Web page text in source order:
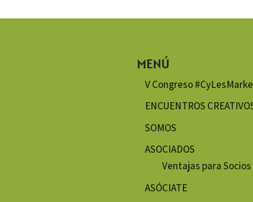
MENÚ
V Congreso
ENCUENTROS
SOMOS
ASOCIADOS
Ventajas para Socios
ASÓCIATE